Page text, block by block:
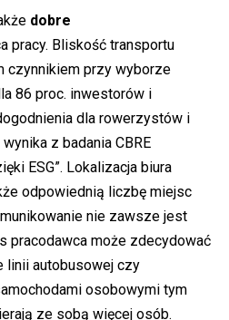
dobre
pracy. Bliskość transportu
czynnikiem przy wyborze
86 proc. inwestorów i
dla rowerzystów i
z badania CBRE
ESG”. Lokalizacja biura
odpowiednią liczbę miejsc
nie zawsze jest
pracodawca może zdecydować
linii autobusowej czy
osobowymi tym
ze sobą więcej osób.